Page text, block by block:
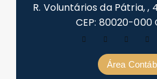
R. Voluntários da Pátria, ,
CEP: 80020-000
Área